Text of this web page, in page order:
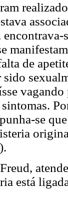
de
se
está